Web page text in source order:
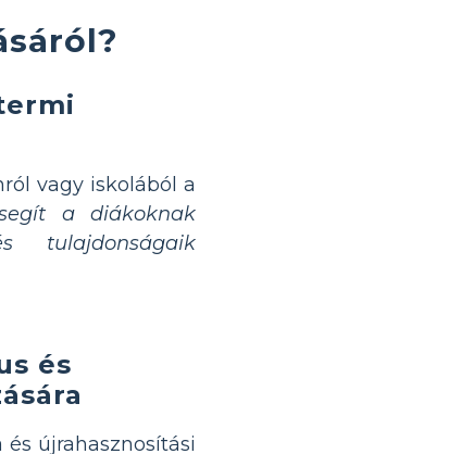
vagy iskolából a
a diákoknak
tulajdonságaik
és
újrahasznosítási